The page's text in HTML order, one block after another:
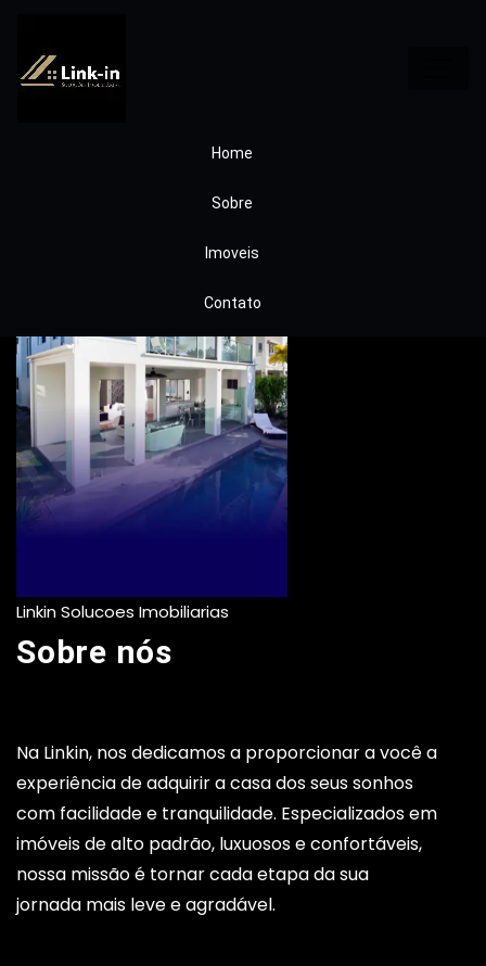
Home
Sobre
Imoveis
Contato
Linkin Solucoes Imobiliarias
Sobre nós
Na Linkin, nos dedicamos a proporcionar a você a
experiência de adquirir a casa dos seus sonhos
com facilidade e tranquilidade. Especializados em
imóveis de alto padrão, luxuosos e confortáveis,
nossa missão é tornar cada etapa da sua
jornada mais leve e agradável.